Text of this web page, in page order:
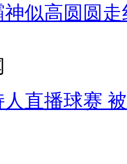
似高圆圆走
直播球赛